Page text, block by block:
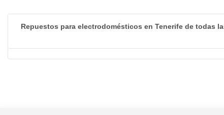
Repuestos para electrodomésticos en Tenerife de todas